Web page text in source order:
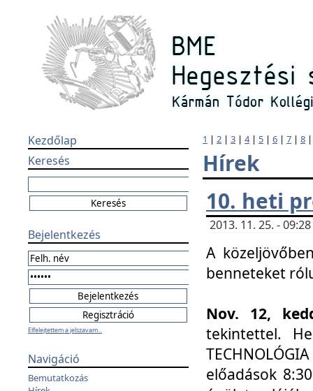
Kezdőlap
Keresés
Bejelentkezés
Elfelejtettem a jelszavam...
Navigáció
Bemutatkozás
1 | 2 | 3 | 4| 5 | 6 | 7 | 8
Hírek
10. heti
2013. 11. 25. -
A
benneteket
Nov. 12,
tekintettel.
előadások